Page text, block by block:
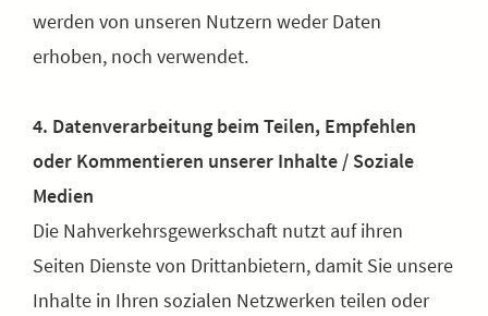
werden von unseren Nutzern weder Daten
erhoben, noch verwendet.
4. Datenverarbeitung beim Teilen, Empfehlen
oder Kommentieren unserer Inhalte / Soziale
Medien
Die Nahverkehrsgewerkschaft nutzt auf ihren
Seiten Dienste von Drittanbietern, damit Sie unsere
Inhalte in Ihren sozialen Netzwerken teilen oder